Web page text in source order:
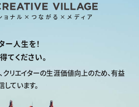
ョナル×つながる×メディア
ー人生を！
てください。
クリエイターの生涯価値向上のため、有益
ています。